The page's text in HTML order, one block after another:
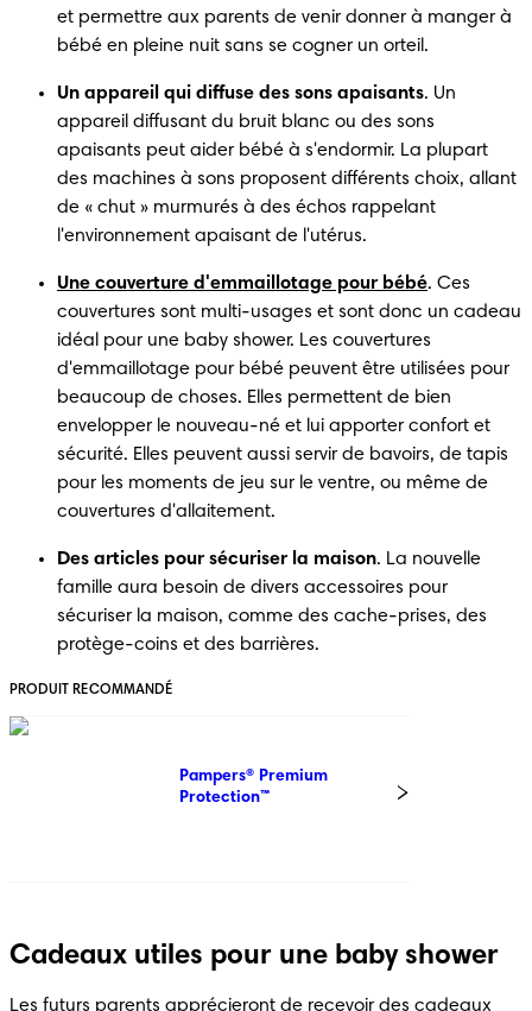
et permettre aux parents de venir donner à manger à
bébé en pleine nuit sans se cogner un orteil.
Un appareil qui diffuse des sons apaisants. Un
appareil diffusant du bruit blanc ou des sons
apaisants peut aider bébé à s'endormir. La plupart
des machines à sons proposent différents choix, allant
de « chut » murmurés à des échos rappelant
l'environnement apaisant de l'utérus.
Une couverture d'emmaillotage pour bébé. Ces
couvertures sont multi-usages et sont donc un cadeau
idéal pour une baby shower. Les couvertures
d'emmaillotage pour bébé peuvent être utilisées pour
beaucoup de choses. Elles permettent de bien
envelopper le nouveau-né et lui apporter confort et
sécurité. Elles peuvent aussi servir de bavoirs, de tapis
pour les moments de jeu sur le ventre, ou même de
couvertures d'allaitement.
Des articles pour sécuriser la maison. La nouvelle
famille aura besoin de divers accessoires pour
sécuriser la maison, comme des cache-prises, des
protège-coins et des barrières.
PRODUIT RECOMMANDÉ
Pampers® Premium
Protection™
Cadeaux utiles pour une baby shower
Les futurs parents apprécieront de recevoir des cadeaux